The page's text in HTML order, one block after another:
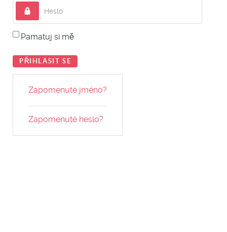
Heslo
Pamatuj si mě
PŘIHLÁSIT SE
Zapomenuté jméno?
Zapomenuté heslo?